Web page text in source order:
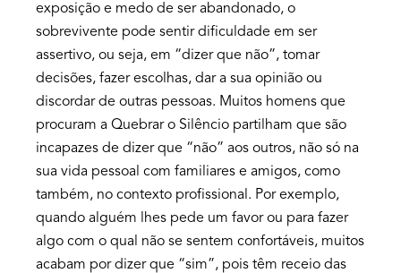
exposição e medo de ser abandonado, o
sobrevivente pode sentir dificuldade em ser
assertivo, ou seja, em “dizer que não”, tomar
decisões, fazer escolhas, dar a sua opinião ou
discordar de outras pessoas. Muitos homens que
procuram a Quebrar o Silêncio partilham que são
incapazes de dizer que “não” aos outros, não só na
sua vida pessoal com familiares e amigos, como
também, no contexto profissional. Por exemplo,
quando alguém lhes pede um favor ou para fazer
algo com o qual não se sentem confortáveis, muitos
acabam por dizer que “sim”, pois têm receio das